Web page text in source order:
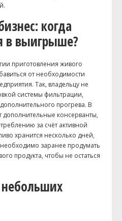
когда
в выигрыше?
приготовления живого
от необходимости
Так, владельцу не
системы фильтрации,
прогрева. В
дополнительные консерванты,
за счёт активной
хранится несколько дней,
заранее продумать
продукта, чтобы не остаться